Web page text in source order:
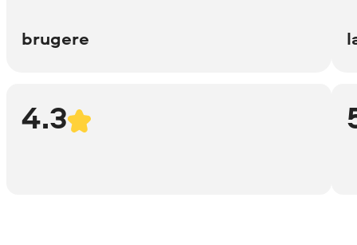
brugere
4.3